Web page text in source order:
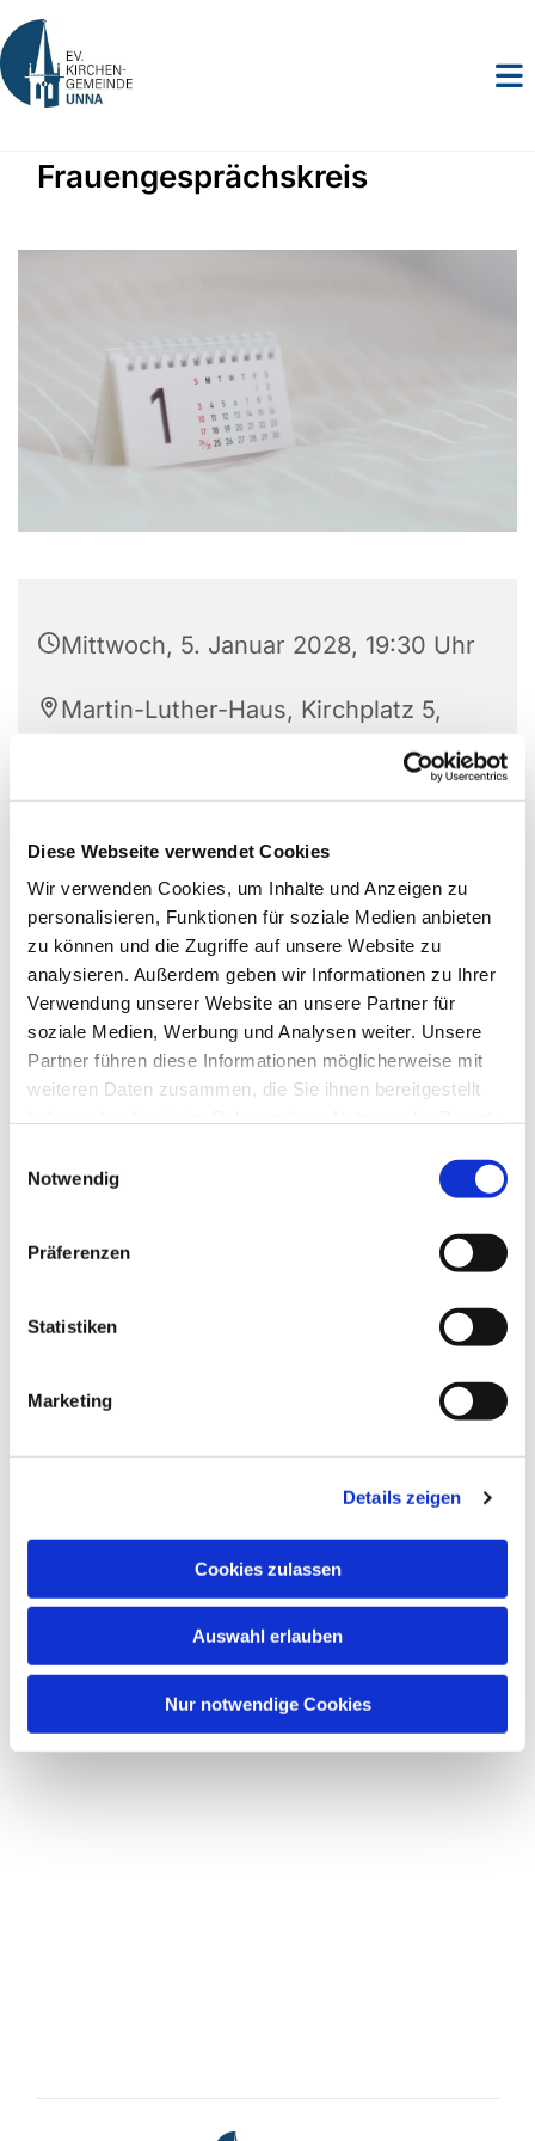
Diese Webseite verwendet Cookies
Wir verwenden Cookies, um Inhalte und Anzeigen zu
personalisieren, Funktionen für soziale Medien anbieten
zu können und die Zugriffe auf unsere Website zu
analysieren. Außerdem geben wir Informationen zu Ihrer
Verwendung unserer Website an unsere Partner für
soziale Medien, Werbung und Analysen weiter. Unsere
Partner führen diese Informationen möglicherweise mit
weiteren Daten zusammen, die Sie ihnen bereitgestellt
Notwendig
Präferenzen
Statistiken
Marketing
Details zeigen
Cookies zulassen
Auswahl erlauben
Nur notwendige Cookies
Frauengesprächskreis
Mittwoch, 5. Januar 2028, 19:30 Uhr
Martin-Luther-Haus, Kirchplatz 5,
Rita Rentmeister
Dies könnte Sie auch